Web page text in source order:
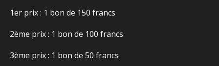
1er prix : 1 bon de 150 francs
2ème prix : 1 bon de 100 francs
3ème prix : 1 bon de 50 francs